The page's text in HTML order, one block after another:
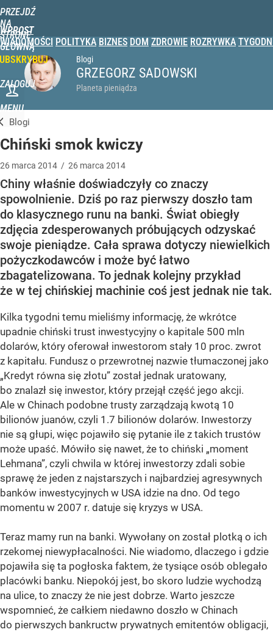
PRZEJDŹ
NA
STRONĘ
GŁÓWNĄ
WPROST
WIADOMOŚCI POLITYKA BIZNES DOM ZDROWIE ROZRYWKA
ZALOGUJ
MENU
Blogi
GRZEGORZ SADOWSKI
Planeta pieniądza
Blogi
Chiński smok kwiczy
26 marca 2014 / 26 marca 2014
Chiny właśnie doświadczyły co znaczy
spowolnienie. Dziś po raz pierwszy doszło tam
do klasycznego runu na banki. Świat obiegły
zdjęcia zdesperowanych próbujących odzyskać
swoje pieniądze. Cała sprawa dotyczy niewielkich
pożyczkodawców i może być łatwo
zbagatelizowana. To jednak kolejny przykład
że w tej chińskiej machinie coś jest jednak nie tak.
Kilka tygodni temu mieliśmy informację, że wkrótce
upadnie chiński trust inwestycyjny o kapitale 500 mln
dolarów, który oferował inwestorom stały 10 proc. zwrot
z kapitału. Fundusz o przewrotnej nazwie tłumaczonej jako
„Kredyt równa się złotu” został jednak uratowany,
bo znalazł się inwestor, który przejął część jego akcji.
Ale w Chinach podobne trusty zarządzają kwotą 10
bilionów juanów, czyli 1.7 bilionów dolarów. Inwestorzy
nie są głupi, więc pojawiło się pytanie ile z takich trustów
może upaść. Mówiło się nawet, że to chiński „moment
Lehmana”, czyli chwila w której inwestorzy zdali sobie
sprawę że jeden z najstarszych i najbardziej agresywnych
banków inwestycyjnych w USA idzie na dno. Od tego
momentu w 2007 r. datuje się kryzys w USA.
Teraz mamy run na banki. Wywołany on został plotką o ich
rzekomej niewypłacalności. Nie wiadomo, dlaczego i gdzie
pojawiła się ta pogłoska faktem, że tysiące osób oblegało
placówki banku. Niepokój jest, bo skoro ludzie wychodzą
na ulice, to znaczy że nie jest dobrze. Warto jeszcze
wspomnieć, że całkiem niedawno doszło w Chinach
do pierwszych bankructw prywatnych emitentów obligacji,